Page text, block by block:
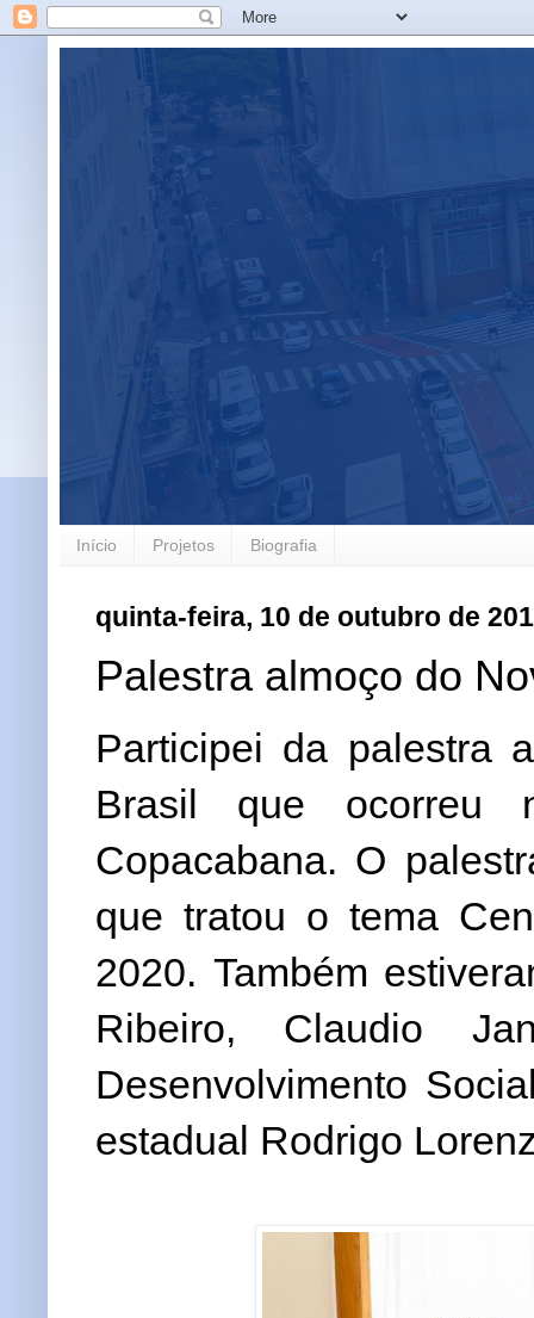
Início Projetos Biografia
quinta-feira, 10 de outubro de
Palestra almoço do
Participei da palestra
Brasil que ocorreu
Copacabana. O
que tratou o tema
2020. Também
Ribeiro, Claudio
Desenvolvimento
estadual Rodrigo